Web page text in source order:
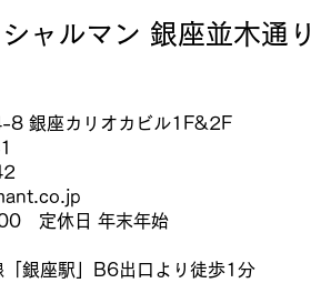
ャルマン 銀座並木通り
8 銀座カリオカビル1F&2F
定休日 年末年始
「銀座駅」B6出口より徒歩1分